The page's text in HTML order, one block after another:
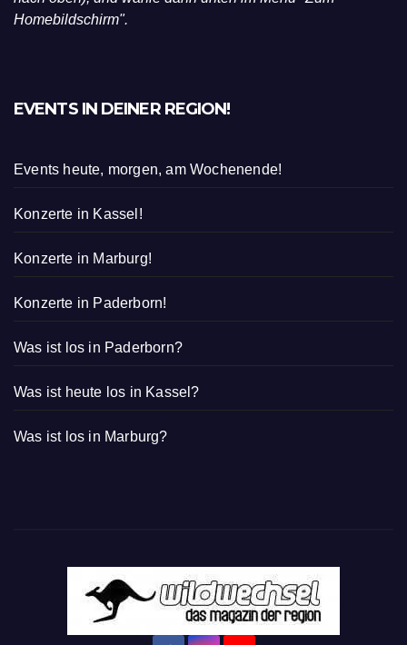
Homebildschirm".
EVENTS IN DEINER REGION!
Events heute, morgen, am Wochenende!
Konzerte in Kassel!
Konzerte in Marburg!
Konzerte in Paderborn!
Was ist los in Paderborn?
Was ist heute los in Kassel?
Was ist los in Marburg?